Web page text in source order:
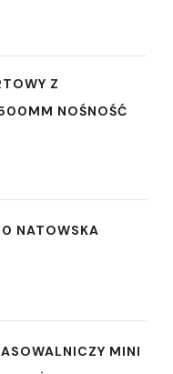
Z
NOŚNOŚĆ
NATOWSKA
MINI